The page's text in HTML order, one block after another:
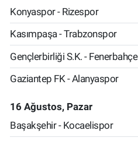
Konyaspor - Rizespor
Kasımpaşa - Trabzonspor
Gençlerbirliği S.K. - Fenerbahçe
Gaziantep FK - Alanyaspor
16 Ağustos, Pazar
Başakşehir - Kocaelispor